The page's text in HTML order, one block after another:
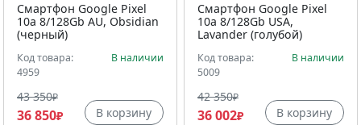
Смартфон Google Pixel
10a 8/128Gb AU, Obsidian
(черный)
Код товара:
4959
В наличии
43 350₽
36 850₽ В корзину
Смартфон Google Pixel
10a 8/128Gb USA,
Lavander (голубой)
Код товара:
5009
В наличии
42 350₽
36 002₽ В корзину